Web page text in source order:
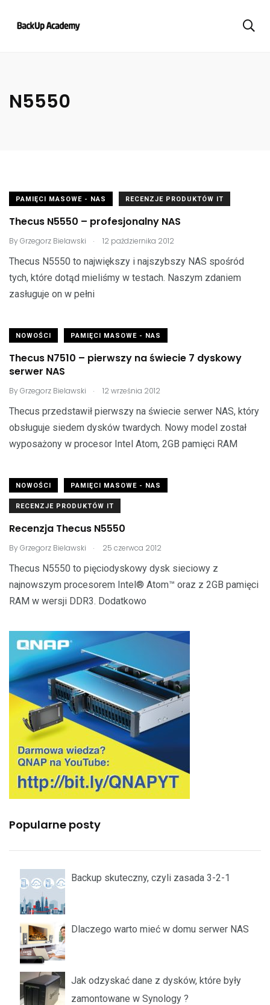
N5550
PAMIĘCI MASOWE - NAS RECENZJE PRODUKTÓW IT
Thecus N5550 – profesjonalny NAS
ByGrzegorz Bielawski . 12 października 2012
Thecus N5550 to największy i najszybszy NAS spośród
tych, które dotąd mieliśmy w testach. Naszym zdaniem
zasługuje on w pełni
NOWOŚCI PAMIĘCI MASOWE - NAS
Thecus N7510 – pierwszy na świecie 7 dyskowy
serwer NAS
ByGrzegorz Bielawski . 12 września 2012
Thecus przedstawił pierwszy na świecie serwer NAS, który
obsługuje siedem dysków twardych. Nowy model został
wyposażony w procesor Intel Atom, 2GB pamięci RAM
NOWOŚCI PAMIĘCI MASOWE - NAS
RECENZJE PRODUKTÓW IT
Recenzja Thecus N5550
ByGrzegorz Bielawski . 25 czerwca 2012
Thecus N5550 to pięciodyskowy dysk sieciowy z
najnowszym procesorem Intel® Atom™ oraz z 2GB pamięci
RAM w wersji DDR3. Dodatkowo
Popularne posty
Backup skuteczny, czyli zasada 3-2-1
Dlaczego warto mieć w domu serwer NAS
Jak odzyskać dane z dysków, które były
zamontowane w Synology ?